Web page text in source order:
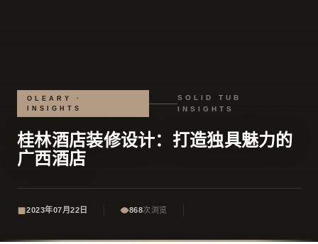
OLEARY ·
INSIGHTS
SOLID TUB
INSIGHTS
桂林酒店装修设计：打造独具魅力的
广西酒店
2023年07月22日 868次浏览